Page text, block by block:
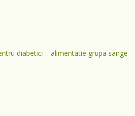
diabetici alimentatie grupa sange